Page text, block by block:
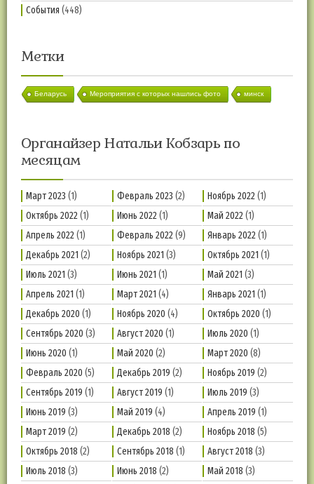
События (448)
Метки
Беларусь Мероприятия с которых нашлись фото минск
Органайзер Натальи Кобзарь по
месяцам
Март 2023 (1) Февраль 2023 (2) Ноябрь 2022(1)
Октябрь 2022(1) Июнь 2022(1) Май 2022(1)
Апрель 2022(1) Февраль 2022(9) Январь 2022(1)
Декабрь 2021 (2) Ноябрь 2021 (3) Октябрь 2021 (1)
Июль 2021 (3) Июнь 2021 (1) Май 2021 (3)
Апрель 2021 (1) Март 2021 (4) Январь 2021 (1)
Декабрь 2020 (1) Ноябрь 2020 (4) Октябрь 2020 (1)
Сентябрь 2020 (3) Август 2020 (1) Июль 2020 (1)
Июнь 2020 (1) Май 2020 (2) Март 2020 (8)
Февраль 2020 (5) Декабрь 2019 (2) Ноябрь 2019 (2)
Сентябрь 2019 (1) Август 2019 (1) Июль 2019 (3)
Июнь 2019 (3) Май 2019 (4) Апрель 2019 (1)
Март 2019 (2) Декабрь 2018 (2) Ноябрь 2018 (5)
Октябрь 2018 (2) Сентябрь 2018 (1) Август 2018 (3)
Июль 2018 (3) Июнь 2018 (2) Май 2018 (3)